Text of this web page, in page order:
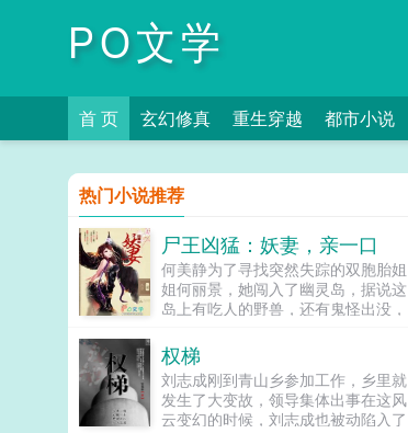
PO文学
首 页 玄幻修真 重生穿越 都市小说
热门小说推荐
尸王凶猛：妖妻，亲一口
何美静为了寻找突然失踪的双胞胎姐
姐何丽景，她闯入了幽灵岛，据说这
岛上有吃人的野兽，还有鬼怪出没，
们进了一个神秘的洞穴之中，才知道
有一种让人变异的病毒，而这时候，
他...
权梯
刘志成刚到青山乡参加工作，乡里就
发生了大变故，领导集体出事在这风
云变幻的时候，刘志成也被动陷入了